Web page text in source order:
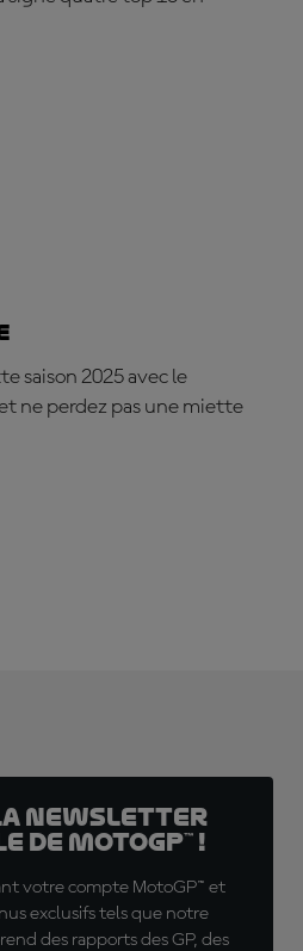
saison 2025 avec le
ne perdez pas une miette
la Newsletter
MotoGP™ !
votre compte MotoGP™ et
exclusifs tels que notre
des rapports des GP, des